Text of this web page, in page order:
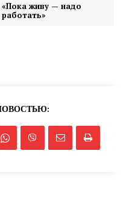
«Пока живу — надо
работать»